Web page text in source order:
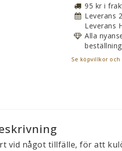
95 kr i
Leverans
Leverans
Alla
Se köpvillkor och
vid något tillfälle, för att